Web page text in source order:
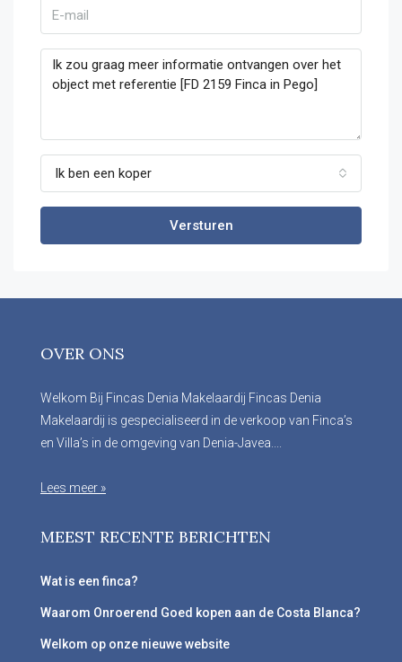
Ik ben een koper
Versturen
OVER ONS
Welkom Bij Fincas Denia Makelaardij Fincas Denia
Makelaardij is gespecialiseerd in de verkoop van Finca’s
en Villa’s in de omgeving van Denia-Javea....
Lees meer »
MEEST RECENTE BERICHTEN
Wat is een finca?
Waarom Onroerend Goed kopen aan de Costa Blanca?
Welkom op onze nieuwe website